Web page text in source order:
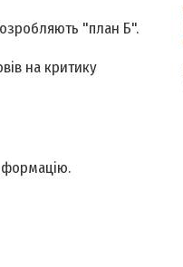
"план Б".
на критику